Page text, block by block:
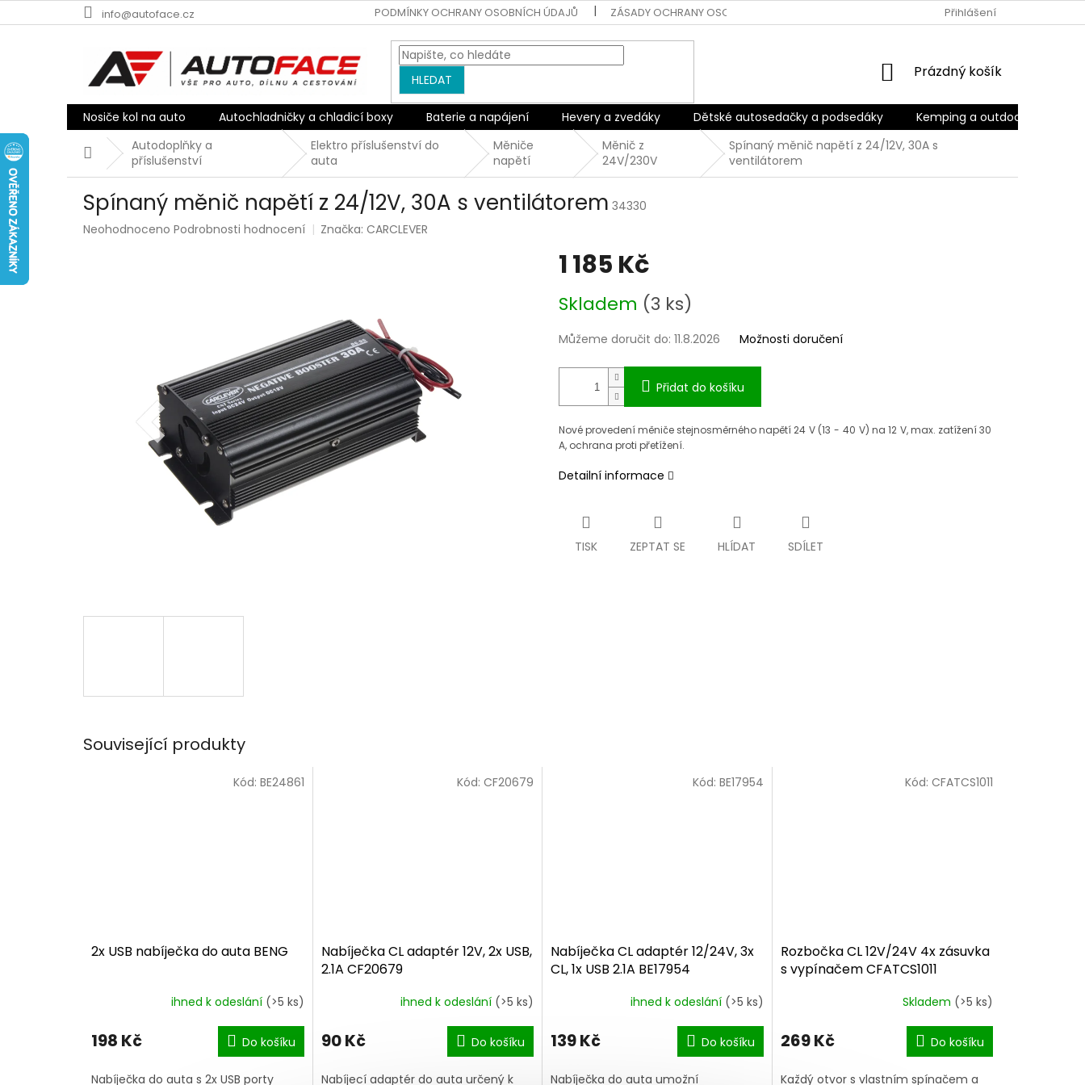
na
info@autoface.cz PODMÍNKY OCHRANY OSOBNÍCH ÚDAJŮ ZÁSADY OCHRANY OSOBNÍCH ÚDAJŮ ODSTOUPENÍ OD SMLOUVYPřihlášení
HLEDAT
NÁKUPNÍ
Prázdný košík
Nosiče kol na auto Autochladničky a chladicí boxy Baterie a napájení Hevery a zvedáky Dětské autosedačky a podsedáky Kemping a outdoor
DomůAutodoplňky a
příslušenství
Elektro příslušenství do
auta
Měniče
napětí
Měnič z
24V/230V
Spínaný měnič napětí z 24/12V, 30A s
ventilátorem
Spínaný měnič napětí z 24/12V, 30A s ventilátorem 34330
Průměrné
Neohodnoceno Podrobnosti hodnocení Značka:CARCLEVER
1 185 Kč
cena:
Skladem (3 ks)
Můžeme doručit do: 11.8.2026 Možnosti doručení
Přidat do košíku
Nové provedení měniče stejnosměrného napětí 24 V (13 - 40 V) na 12 V, max. zatížení 30
A, ochrana proti přetížení.
Detailní informace
TISK ZEPTAT SE HLÍDAT SDÍLET
Související produkty
2x USB nabíječka do auta BENG
ihned k odeslání (>5 ks)
198 Kč Do košíku
Nabíječka do auta s 2x USB porty
Kód: BE24861
Nabíječka CL adaptér 12V, 2x USB,
2.1A CF20679
ihned k odeslání (>5 ks)
90 Kč Do košíku
Nabíjecí adaptér do auta určený k
Kód: CF20679
Nabíječka CL adaptér 12/24V, 3x
CL, 1x USB 2.1A BE17954
ihned k odeslání (>5 ks)
139 Kč Do košíku
Nabíječka do auta umožní
Kód: BE17954
Rozbočka CL 12V/24V 4x zásuvka
s vypínačem CFATCS1011
produktu
je
z
Skladem (>5 ks)
269 Kč Do košíku
Každý otvor s vlastním spínačem a
Kód: CFATCS1011